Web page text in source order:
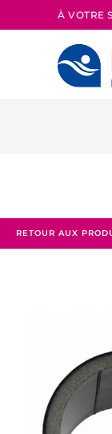
À VOTRE